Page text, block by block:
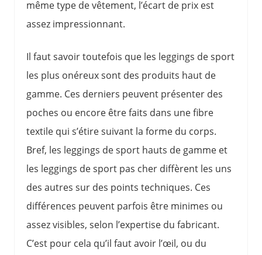
même type de vêtement, l’écart de prix est
assez impressionnant.
Il faut savoir toutefois que les leggings de sport
les plus onéreux sont des produits haut de
gamme. Ces derniers peuvent présenter des
poches ou encore être faits dans une fibre
textile qui s’étire suivant la forme du corps.
Bref, les leggings de sport hauts de gamme et
les leggings de sport pas cher diffèrent les uns
des autres sur des points techniques. Ces
différences peuvent parfois être minimes ou
assez visibles, selon l’expertise du fabricant.
C’est pour cela qu’il faut avoir l’œil, ou du